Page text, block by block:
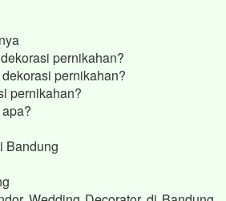
pernikahan?
pernikahan?
pernikahan?
Bandung